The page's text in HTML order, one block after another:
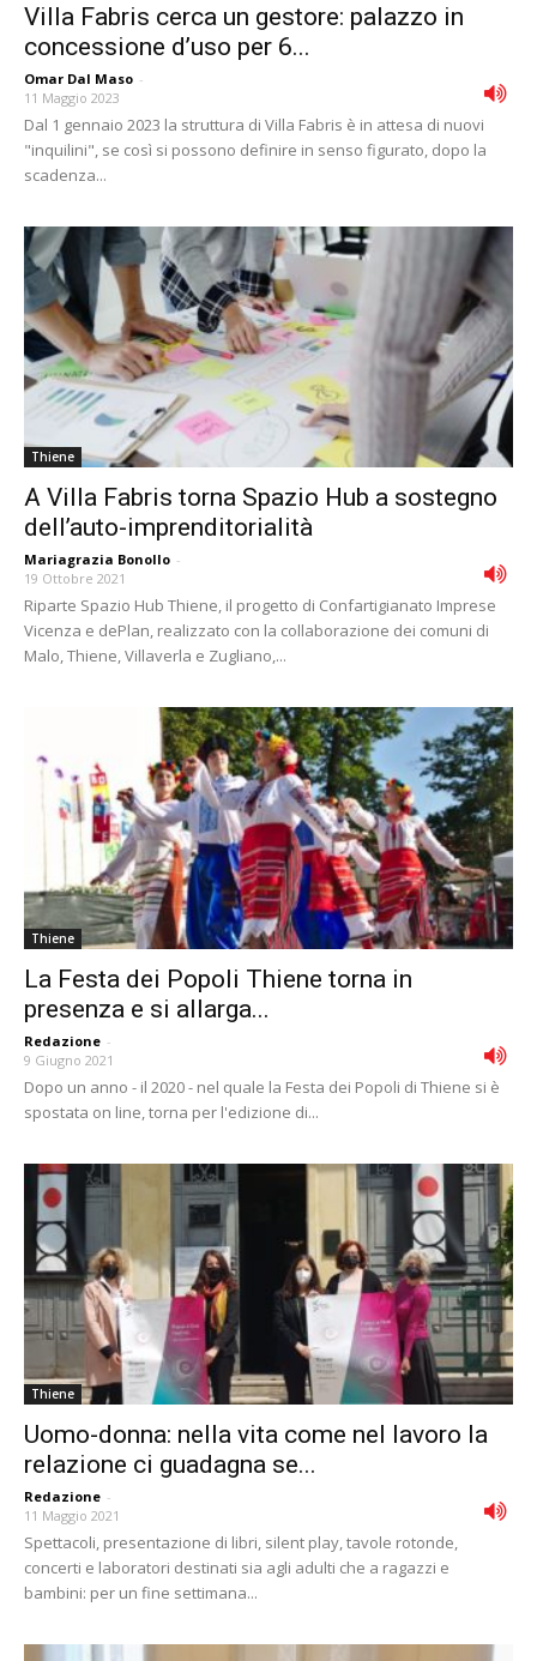
Villa Fabris cerca un gestore: palazzo in
concessione d’uso per 6...
Omar Dal Maso -
11 Maggio 2023
Dal 1 gennaio 2023 la struttura di Villa Fabris è in attesa di nuovi
"inquilini", se così si possono definire in senso figurato, dopo la
scadenza...
Thiene
A Villa Fabris torna Spazio Hub a sostegno
dell’auto-imprenditorialità
Mariagrazia Bonollo -
19 Ottobre 2021
Riparte Spazio Hub Thiene, il progetto di Confartigianato Imprese
Vicenza e dePlan, realizzato con la collaborazione dei comuni di
Malo, Thiene, Villaverla e Zugliano,...
Thiene
La Festa dei Popoli Thiene torna in
presenza e si allarga...
Redazione -
9 Giugno 2021
Dopo un anno - il 2020 - nel quale la Festa dei Popoli di Thiene si è
spostata on line, torna per l'edizione di...
Thiene
Uomo-donna: nella vita come nel lavoro la
relazione ci guadagna se...
Redazione -
11 Maggio 2021
Spettacoli, presentazione di libri, silent play, tavole rotonde,
concerti e laboratori destinati sia agli adulti che a ragazzi e
bambini: per un fine settimana...